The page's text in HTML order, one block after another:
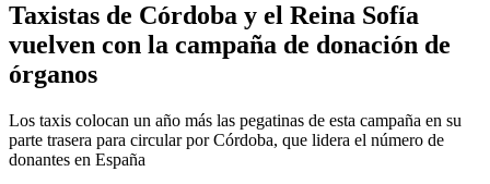
Taxistas de Córdoba y el Reina Sofía
vuelven con la campaña de donación de
órganos
Los taxis colocan un año más las pegatinas de esta campaña en su
parte trasera para circular por Córdoba, que lidera el número de
donantes en España